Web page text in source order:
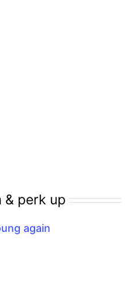
& perk up
again